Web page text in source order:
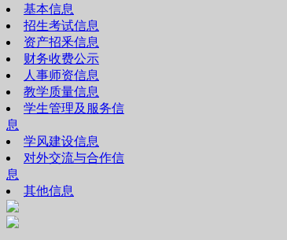
基本信息
招生考试信息
资产招釆信息
财务收费公示
人事师资信息
教学质量信息
学生管理及服务信
息
学风建设信息
对外交流与合作信
息
其他信息